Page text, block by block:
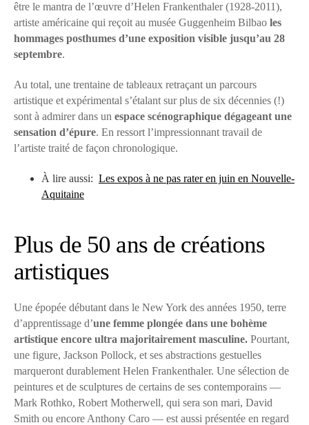
être le mantra de l’œuvre d’Helen Frankenthaler (1928-2011),
artiste américaine qui reçoit au musée Guggenheim Bilbao les
hommages posthumes d’une exposition visible jusqu’au 28
septembre.
Au total, une trentaine de tableaux retraçant un parcours
artistique et expérimental s’étalant sur plus de six décennies (!)
sont à admirer dans un espace scénographique dégageant une
sensation d’épure. En ressort l’impressionnant travail de
l’artiste traité de façon chronologique.
À lire aussi: Les expos à ne pas rater en juin en Nouvelle-
Aquitaine
Plus de 50 ans de créations
artistiques
Une épopée débutant dans le New York des années 1950, terre
d’apprentissage d’une femme plongée dans une bohème
artistique encore ultra majoritairement masculine. Pourtant,
une figure, Jackson Pollock, et ses abstractions gestuelles
marqueront durablement Helen Frankenthaler. Une sélection de
peintures et de sculptures de certains de ses contemporains —
Mark Rothko, Robert Motherwell, qui sera son mari, David
Smith ou encore Anthony Caro — est aussi présentée en regard